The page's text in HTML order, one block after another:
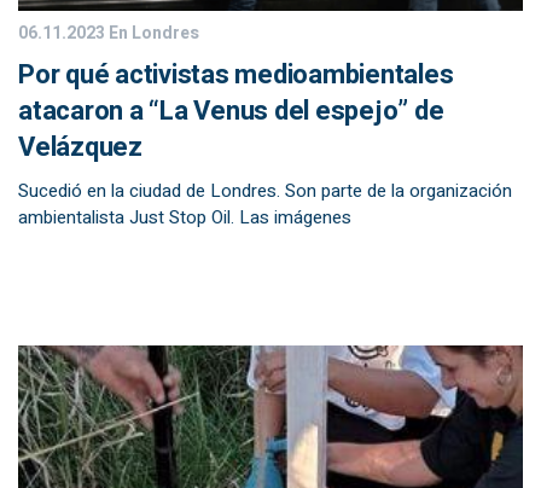
06.11.2023 En Londres
Por qué activistas medioambientales
atacaron a “La Venus del espejo” de
Velázquez
Sucedió en la ciudad de Londres. Son parte de la organización
ambientalista Just Stop Oil. Las imágenes